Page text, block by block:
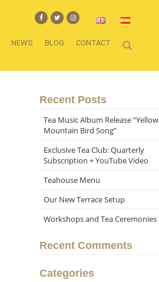
NEWS BLOG CONTACT
Recent Posts
Tea Music Album Release “Yellow
Mountain Bird Song”
Exclusive Tea Club: Quarterly
Subscription + YouTube Video
Teahouse Menu
Our New Terrace Setup
Workshops and Tea Ceremonies
Recent Comments
Categories